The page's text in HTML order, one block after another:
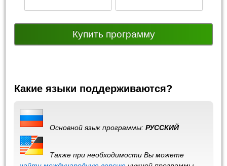
Купить программу
Какие языки поддерживаются?
Основной язык программы:РУССКИЙ
Также при необходимости Вы можете